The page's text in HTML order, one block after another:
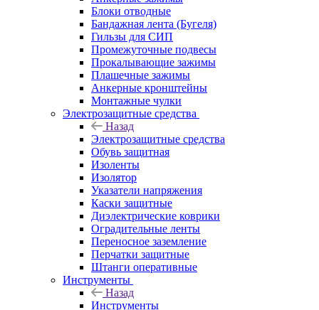
Блоки отводные
Бандажная лента (Бугеля)
Гильзы для СИП
Промежуточные подвесы
Прокалывающие зажимы
Плашечные зажимы
Анкерные кронштейны
Монтажные чулки
Электрозащитные средства
Назад
Электрозащитные средства
Обувь защитная
Изоленты
Изолятор
Указатели напряжения
Каски защитные
Диэлектрические коврики
Оградительные ленты
Переносное заземление
Перчатки защитные
Штанги оперативные
Инструменты
Назад
Инструменты